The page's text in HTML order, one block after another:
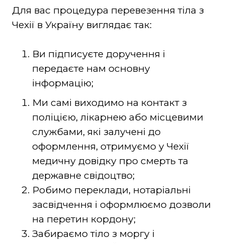
Для вас процедура перевезення тіла з
Чехії в Україну виглядає так:
Ви підписуєте доручення і
передаєте нам основну
інформацію;
Ми самі виходимо на контакт з
поліцією, лікарнею або місцевими
службами, які залучені до
оформлення, отримуємо у Чехії
медичну довідку про смерть та
державне свідоцтво;
Робимо переклади, нотаріальні
засвідчення і оформлюємо дозволи
на перетин кордону;
Забираємо тіло з моргу і